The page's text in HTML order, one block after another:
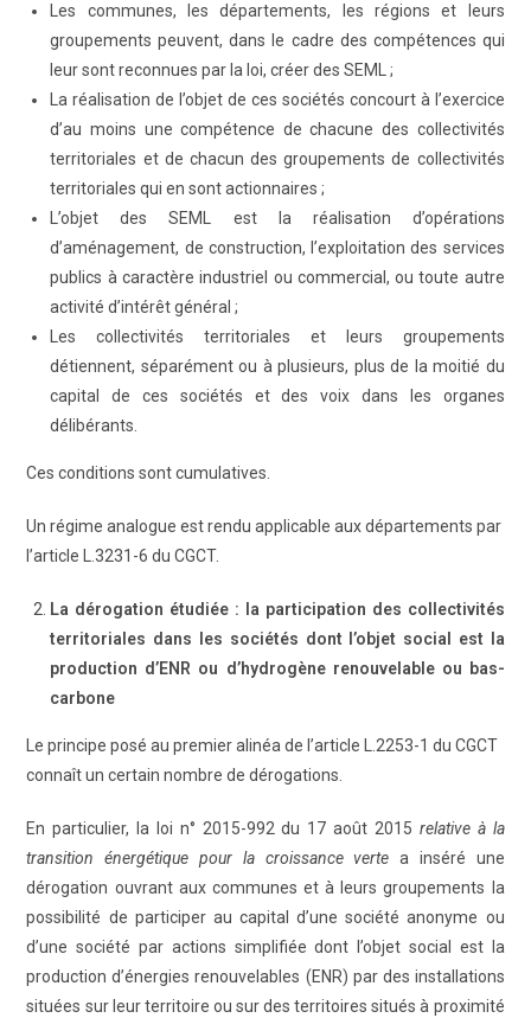
Les communes, les départements, les régions et leurs
groupements peuvent, dans le cadre des compétences qui
leur sont reconnues par la loi, créer des SEML ;
La réalisation de l’objet de ces sociétés concourt à l’exercice
d’au moins une compétence de chacune des collectivités
territoriales et de chacun des groupements de collectivités
territoriales qui en sont actionnaires ;
L’objet des SEML est la réalisation d’opérations
d’aménagement, de construction, l’exploitation des services
publics à caractère industriel ou commercial, ou toute autre
activité d’intérêt général ;
Les collectivités territoriales et leurs groupements
détiennent, séparément ou à plusieurs, plus de la moitié du
capital de ces sociétés et des voix dans les organes
délibérants.
Ces conditions sont cumulatives.
Un régime analogue est rendu applicable aux départements par
l’article L.3231-6 du CGCT.
La dérogation étudiée : la participation des collectivités
territoriales dans les sociétés dont l’objet social est la
production d’ENR ou d’hydrogène renouvelable ou bas-
carbone
Le principe posé au premier alinéa de l’article L.2253-1 du CGCT
connaît un certain nombre de dérogations.
En particulier, la loi n° 2015-992 du 17 août 2015 relative à la
transition énergétique pour la croissance verte a inséré une
dérogation ouvrant aux communes et à leurs groupements la
possibilité de participer au capital d’une société anonyme ou
d’une société par actions simplifiée dont l’objet social est la
production d’énergies renouvelables (ENR) par des installations
situées sur leur territoire ou sur des territoires situés à proximité